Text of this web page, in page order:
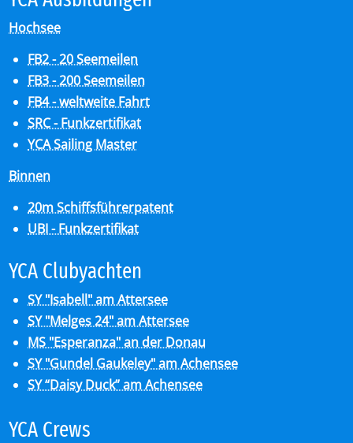
Hochsee
FB2 - 20 Seemeilen
FB3 - 200 Seemeilen
FB4 - weltweite Fahrt
SRC - Funkzertifikat
YCA Sailing Master
Binnen
20m Schiffsführerpatent
UBI - Funkzertifikat
YCA Club­y­ach­ten
SY "Isabell" am Attersee
SY "Melges 24" am Attersee
MS "Esperanza" an der Donau
SY "Gundel Gaukeley" am Achensee
SY “Daisy Duck” am Achensee
YCA Crews